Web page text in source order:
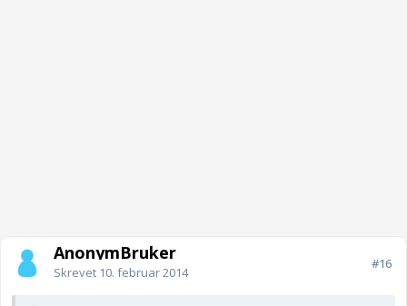
AnonymBruker
Skrevet 10. februar 2014
#16